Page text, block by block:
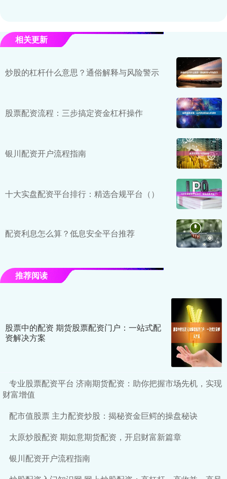
相关更新
炒股的杠杆什么意思？通俗解释与风险警示
股票配资流程：三步搞定资金杠杆操作
银川配资开户流程指南
十大实盘配资平台排行：精选合规平台（）
配资利息怎么算？低息安全平台推荐
推荐阅读
股票中的配资 期货股票配资门户：一站式配
资解决方案
专业股票配资平台 济南期货配资：助你把握市场先机，实现
财富增值
配市值股票 主力配资炒股：揭秘资金巨鳄的操盘秘诀
太原炒股配资 期如意期货配资，开启财富新篇章
银川配资开户流程指南